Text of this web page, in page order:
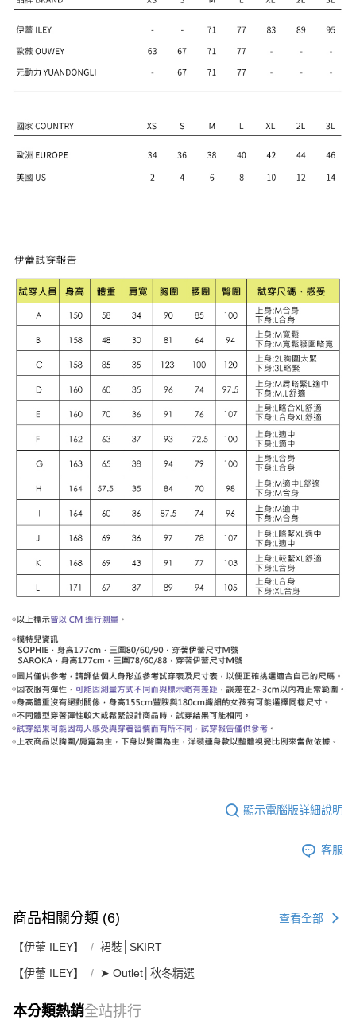
顯示電腦版詳細說明
客服
商品相關分類 (6) 查看全部
【伊蕾 ILEY】 裙裝│SKIRT
【伊蕾 ILEY】 ➤ Outlet│秋冬精選
本分類熱銷全站排行